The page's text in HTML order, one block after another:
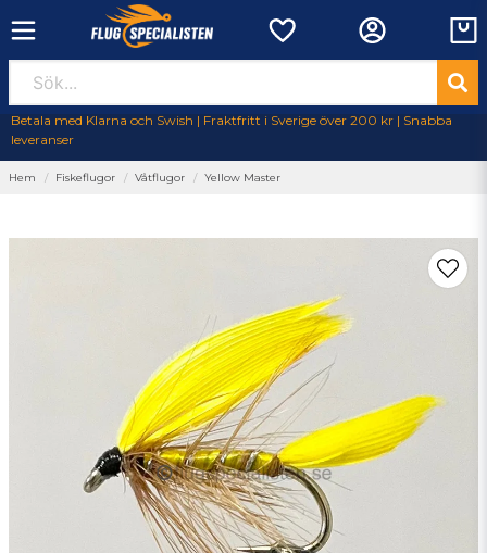
Betala med Klarna och Swish | Fraktfritt i Sverige över 200 kr | Snabba
leveranser
Hem Fiskeflugor Våtflugor Yellow Master